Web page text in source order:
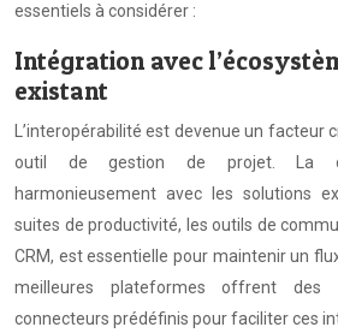
essentiels à considérer :
Intégration avec
existant
L’interopérabilité est devenue un facteur
outil de gestion de projet. La
harmonieusement avec les solutions
suites de productivité, les outils de
CRM, est essentielle pour maintenir un
meilleures plateformes offrent
connecteurs prédéfinis pour faciliter ces